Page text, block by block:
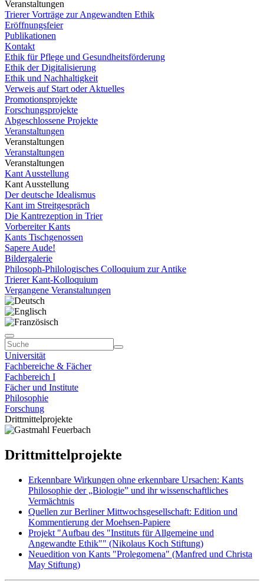
Veranstaltungen
Trierer Vorträge zur Angewandten Ethik
Eröffnungsfeier
Publikationen
Kontakt
Ethik für Pflege und Gesundheitsförderung
Ethik der Digitalisierung
Ethik und Nachhaltigkeit
Verweis auf Start oder Aktuelles
Promotionsprojekte
Forschungsprojekte
Abgeschlossene Projekte
Veranstaltungen
Veranstaltungen
Veranstaltungen
Veranstaltungen
Kant Ausstellung
Kant Ausstellung
Der deutsche Idealismus
Kant im Streitgespräch
Die Kantrezeption in Trier
Vorbereiter Kants
Kants Tischgenossen
Sapere Aude!
Bildergalerie
Philosoph-Philologisches Colloquium zur Antike
Trierer Kant-Kolloquium
Vergangene Veranstaltungen
Universität
Fachbereiche & Fächer
Fachbereich I
Fächer und Institute
Philosophie
Forschung
Drittmittelprojekte
Drittmittelprojekte
Erkennbare Wirkungen ohne erkennbare Ursachen: Kants
Philosophie der „Biologie” und ihr wissenschaftliches
Vermächtnis
Quellen zur Berliner Mittwochsgesellschaft: Edition und
Kommentierung der Moehsen-Papiere
Projekt "Aufbau des "Instituts für Allgemeine und
Angewandte Ethik"" (Nikolaus Koch Stiftung)
Neuedition von Kants "Prolegomena" (Manfred und Christa
May Stiftung)